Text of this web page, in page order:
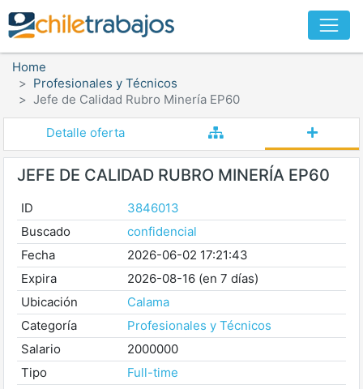
Home
Profesionales y Técnicos
Jefe de Calidad Rubro Minería EP60
Detalle oferta
JEFE DE CALIDAD RUBRO MINERÍA EP60
ID
3846013
Buscado
confidencial
Fecha
2026-06-02 17:21:43
Expira
2026-08-16 (en 7 días)
Ubicación
Calama
Categoría
Profesionales y Técnicos
Salario
2000000
Tipo
Full-time